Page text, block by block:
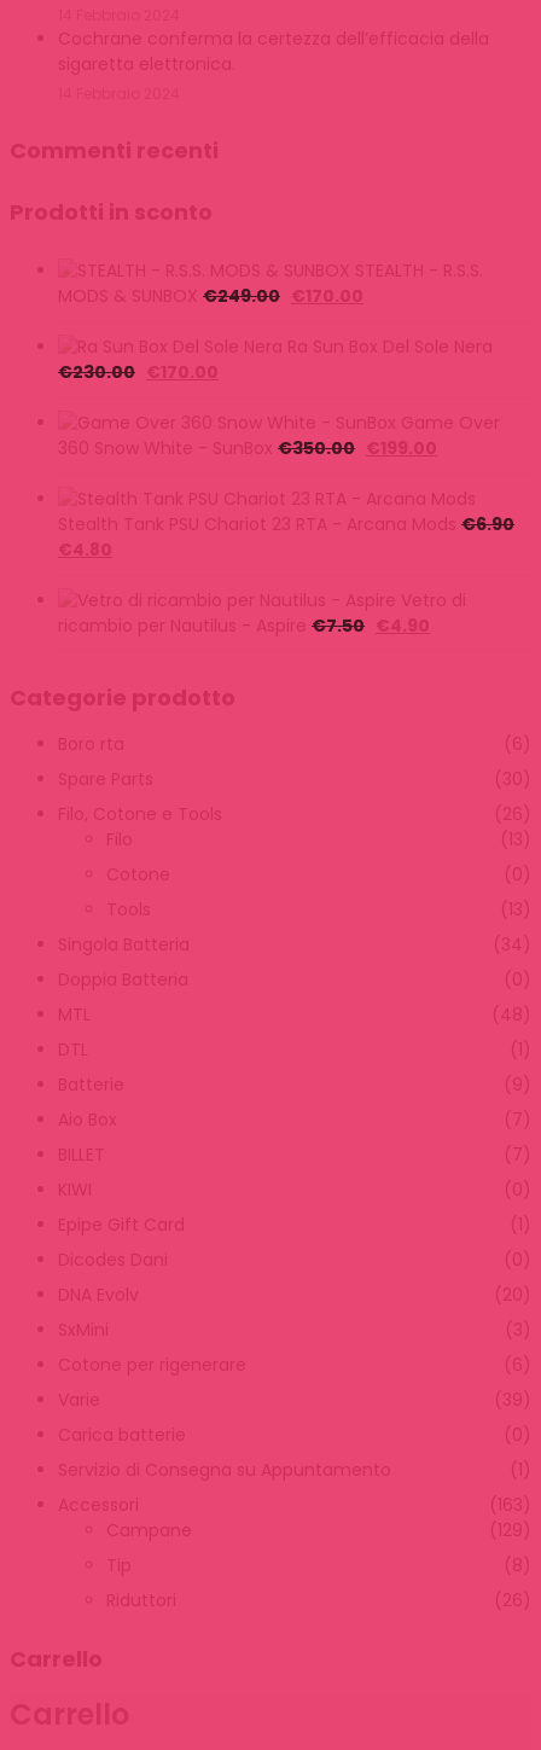
Cochrane conferma la certezza dell’efficacia della
sigaretta elettronica.
Commenti recenti
Prodotti in sconto
STEALTH - R.S.S.
MODS & SUNBOX €249.00 Il
originale
€170.00
attuale
Ra Sun Box Del Sole Nera
€230.00 Il
originale
era:
€170.00
attuale
è:
Game Over
360 Snow White - SunBox €350.00 Il
originale
era:
€199.00
attuale
è:
Stealth Tank PSU Chariot 23 RTA - Arcana Mods €6.90
Il
originale
era:
€4.80
attuale
è:
Vetro di
ricambio per Nautilus - Aspire €7.50 Il€4.90
Categorie prodotto
Boro rta
(6)
Spare Parts
(30)
Filo, Cotone e Tools
(26)
Filo
(13)
Cotone
(0)
Tools
(13)
Singola Batteria
(34)
Doppia Batteria
(0)
MTL
(48)
DTL
(1)
Batterie
(9)
Aio Box
(7)
BILLET
(7)
KIWI
(0)
Epipe Gift Card
(1)
Dicodes Dani
(0)
DNA Evolv
(20)
SxMini
(3)
Cotone per rigenerare
(6)
Varie
(39)
Carica batterie
(0)
Servizio di Consegna su Appuntamento
(1)
Accessori
(163)
Campane
(129)
Tip
(8)
Riduttori
(26)
Carrello